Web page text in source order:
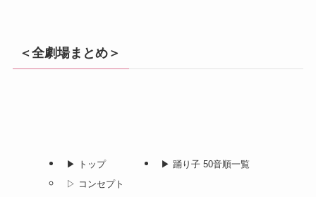
＜全劇場まとめ＞
▶︎ トップ
▷ コンセプト
▶︎ 踊り子 50音順一覧